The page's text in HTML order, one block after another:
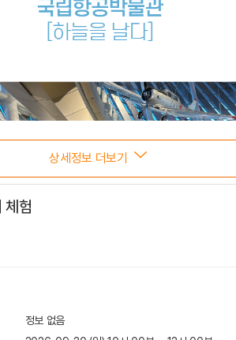
상세정보 더보기
체험
정보 없음